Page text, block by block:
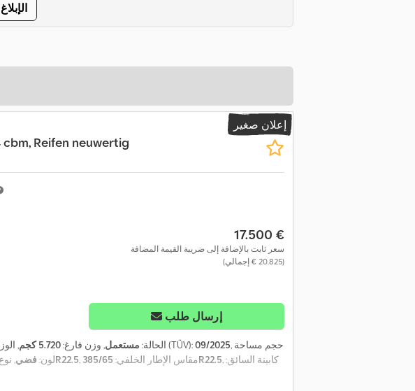
إعلان صغير
cbm, Reifen neuwertig
‏17.500 €
سعر ثابت بالإضافة إلى ضريبة القيمة المضافة
(‏20.825 € إجمالي)
إرسال طلب
الحالة: مستعمل, وزن فارغ:5.720 كجم , , الفحص القادم (TÜV):09/2025, حجم مساحة
, لون:فضي, 385/65R22.5 , مقاس الإطار الخلفي:385/65R22.5 , كابينة السائق: